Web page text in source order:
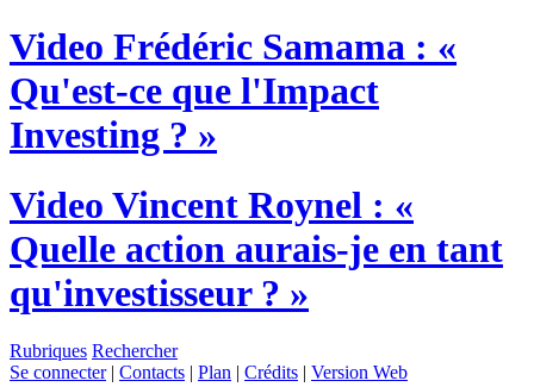
Video Frédéric Samama : «
Qu'est-ce que l'Impact
Investing ? »
Video Vincent Roynel : «
Quelle action aurais-je en tant
qu'investisseur ? »
Rubriques Rechercher
Se connecter| Contacts | Plan | Crédits | Version Web